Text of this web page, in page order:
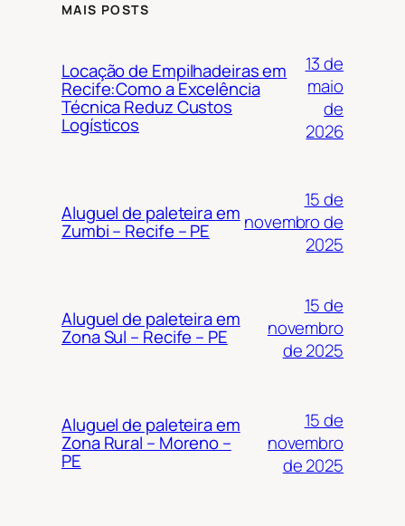
MAIS POSTS
Locação de Empilhadeiras em
Recife:Como a Excelência
Técnica Reduz Custos
Logísticos
13 de
maio
de
2026
Aluguel de paleteira em
Zumbi – Recife – PE
15 de
novembro de
2025
Aluguel de paleteira em
Zona Sul – Recife – PE
15 de
novembro
de 2025
Aluguel de paleteira em
Zona Rural – Moreno –
PE
15 de
novembro
de 2025